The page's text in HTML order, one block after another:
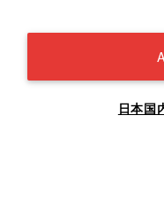
日本国